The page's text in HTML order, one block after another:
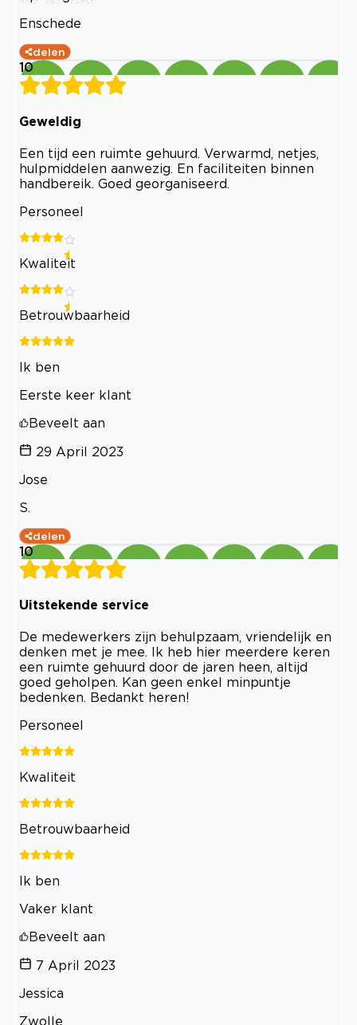
Enschede
delen
10
Geweldig
Een tijd een ruimte gehuurd. Verwarmd, netjes,
hulpmiddelen aanwezig. En faciliteiten binnen
handbereik. Goed georganiseerd.
Personeel
Kwaliteit
Betrouwbaarheid
Ik ben
Eerste keer klant
Beveelt aan
29 April 2023
Jose
S.
delen
10
Uitstekende service
De medewerkers zijn behulpzaam, vriendelijk en
denken met je mee. Ik heb hier meerdere keren
een ruimte gehuurd door de jaren heen, altijd
goed geholpen. Kan geen enkel minpuntje
bedenken. Bedankt heren!
Personeel
Kwaliteit
Betrouwbaarheid
Ik ben
Vaker klant
Beveelt aan
7 April 2023
Jessica
Zwolle